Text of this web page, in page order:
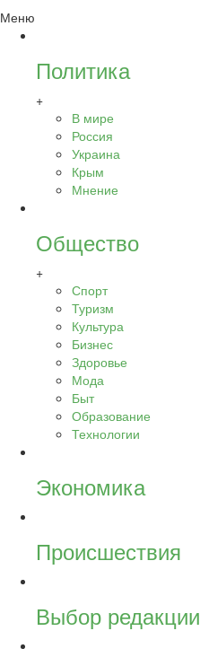
Меню
Политика
+
В мире
Россия
Украина
Крым
Мнение
Общество
+
Спорт
Туризм
Культура
Бизнес
Здоровье
Мода
Быт
Образование
Технологии
Экономика
Происшествия
Выбор редакции